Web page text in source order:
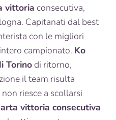
vittoria consecutiva,
Capitanati dal best
con le migliori
campionato. Ko
Torino di ritorno,
il team risulta
riesce a scollarsi
vittoria consecutiva